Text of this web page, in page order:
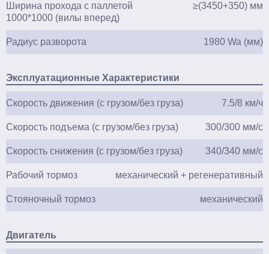
Ширина прохода с паллетой
1000*1000 (вилы вперед)
≥(3450+350) мм
Радиус разворота 1980 Wa (мм)
Эксплуатационные Характеристики
Скорость движения (с грузом/без груза) 7.5/8 км/ч
Скорость подъема (с грузом/без груза) 300/300 мм/с
Скорость снижения (с грузом/без груза) 340/340 мм/с
Рабочий тормоз механический + регенеративный
Стояночный тормоз механический
Двигатель